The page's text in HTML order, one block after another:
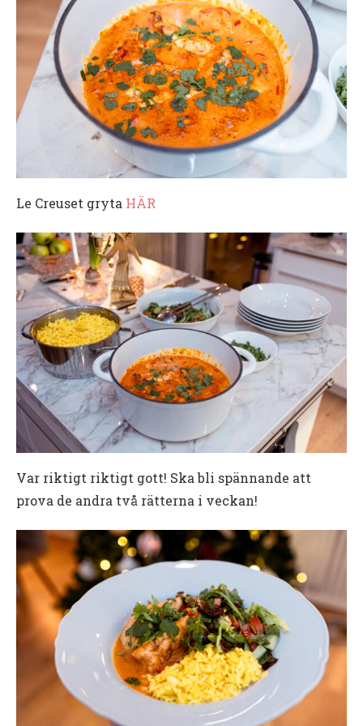
Le Creuset gryta HÄR
Var riktigt riktigt gott! Ska bli spännande att
prova de andra två rätterna i veckan!